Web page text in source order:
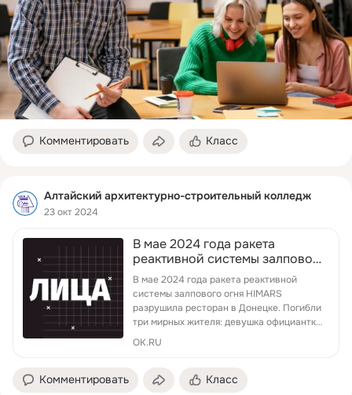
Комментировать Класс
Алтайский архитектурно-строительный колледж
23 окт 2024
В мае 2024 года ракета
реактивной системы залпового
огня HIMARS разрушила... |
Интересный контент в группе
Лица
В мае 2024 года ракета реактивной
системы залпового огня HIMARS
разрушила ресторан в Донецке. Погибли
три мирных жителя: девушка официантка
и...
OK.RU
Комментировать Класс